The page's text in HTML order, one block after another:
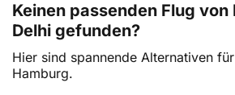
Keinen passenden Flug
Delhi gefunden?
Hier sind spannende Alternativen
Hamburg.